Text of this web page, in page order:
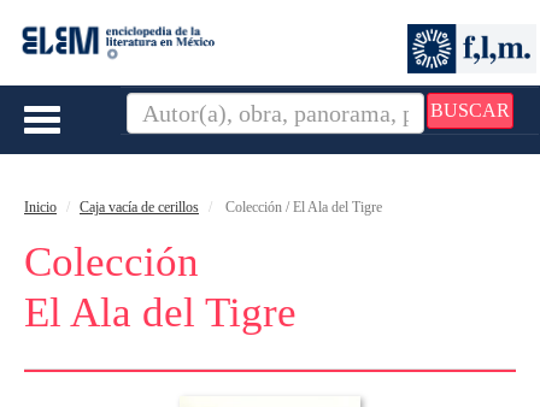
BUSCAR
Toggle
Inicio Caja vacía de cerillos Colección / El Ala del Tigre
Colección
El Ala del Tigre